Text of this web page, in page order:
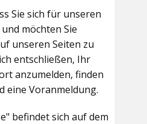
Sie sich für unseren
möchten Sie
unseren Seiten zu
entschließen, Ihr
anzumelden, finden
eine Voranmeldung.
befindet sich auf dem